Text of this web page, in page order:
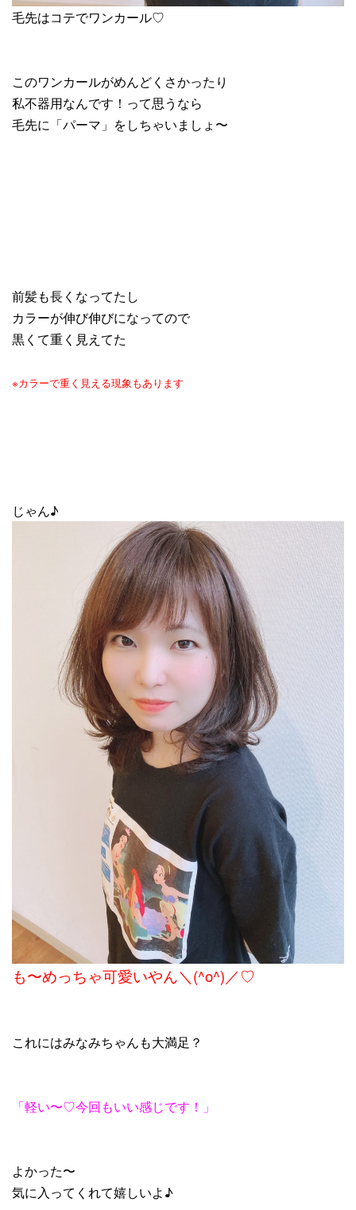
毛先はコテでワンカール♡
このワンカールがめんどくさかったり
私不器用なんです！って思うなら
毛先に「パーマ」をしちゃいましょ〜
前髪も長くなってたし
カラーが伸び伸びになってので
黒くて重く見えてた
※カラーで重く見える現象もあります
じゃん♪
も〜めっちゃ可愛いやん＼(^o^)／♡
これにはみなみちゃんも大満足？
「軽い〜♡今回もいい感じです！」
よかった〜
気に入ってくれて嬉しいよ♪